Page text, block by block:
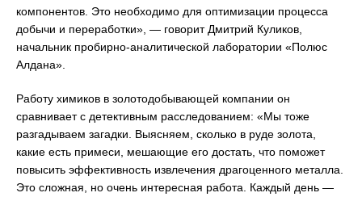
компонентов. Это необходимо для оптимизации процесса
добычи и переработки», — говорит Дмитрий Куликов,
начальник пробирно-аналитической лаборатории «Полюс
Алдана».
Работу химиков в золотодобывающей компании он
сравнивает с детективным расследованием: «Мы тоже
разгадываем загадки. Выясняем, сколько в руде золота,
какие есть примеси, мешающие его достать, что поможет
повысить эффективность извлечения драгоценного металла.
Это сложная, но очень интересная работа. Каждый день —